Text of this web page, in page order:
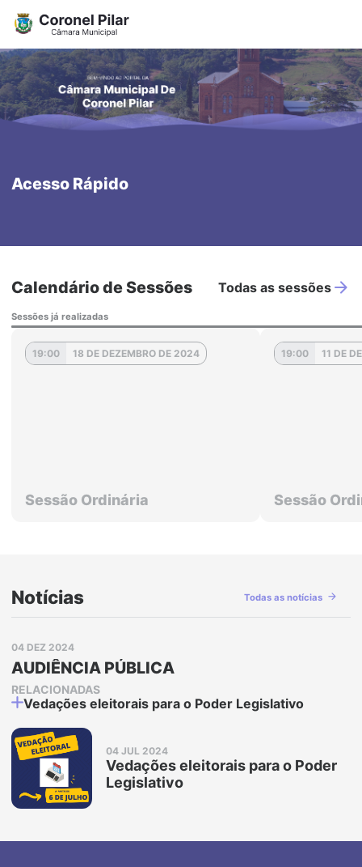
Acesso Rápido
Calendário de Sessões Todas as sessões
Sessões já realizadas
19:00 18 DE DEZEMBRO DE 2024
Sessão Ordinária
19:00 11 DE
Sessão
Notícias Todas as notícias
Abrir
postagem:
AUDIÊNCIA
PÚBLICA
04 DEZ 2024
AUDIÊNCIA PÚBLICA
RELACIONADAS
Vedações eleitorais para o Poder Legislativo
Abrir
postagem:
Vedações
eleitorais
Poder
Legislativo
04 JUL 2024
Vedações eleitorais para o Poder
Legislativo